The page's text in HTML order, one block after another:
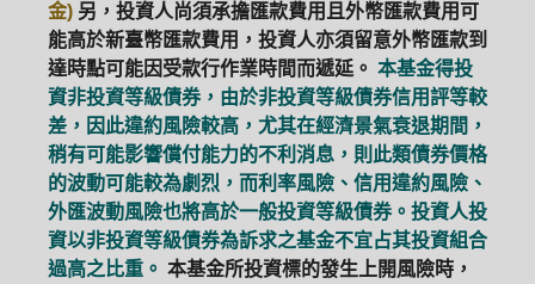
金) 另，投資人尚須承擔匯款費用且外幣匯款費用可
能高於新臺幣匯款費用，投資人亦須留意外幣匯款到
達時點可能因受款行作業時間而遞延。 本基金得投
資非投資等級債券，由於非投資等級債券信用評等較
差，因此違約風險較高，尤其在經濟景氣衰退期間，
稍有可能影響償付能力的不利消息，則此類債券價格
的波動可能較為劇烈，而利率風險、信用違約風險、
外匯波動風險也將高於一般投資等級債券。投資人投
資以非投資等級債券為訴求之基金不宜占其投資組合
過高之比重。 本基金所投資標的發生上開風險時，